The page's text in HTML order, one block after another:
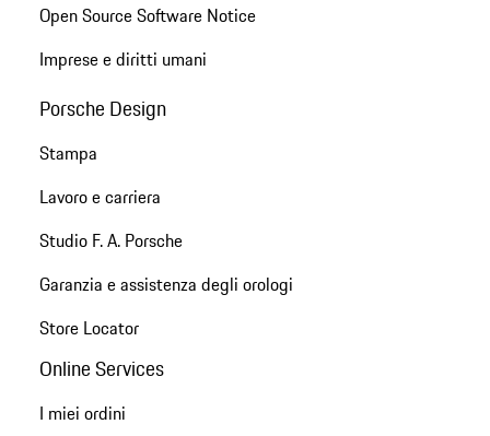
Open Source Software Notice
Imprese e diritti umani
Porsche Design
Stampa
Lavoro e carriera
Studio F. A. Porsche
Garanzia e assistenza degli orologi
Store Locator
Online Services
I miei ordini